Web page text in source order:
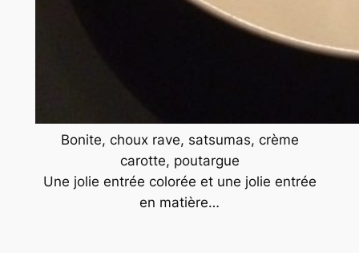
Bonite, choux rave, satsumas, crème
carotte, poutargue
Une jolie entrée colorée et une jolie entrée
en matière…